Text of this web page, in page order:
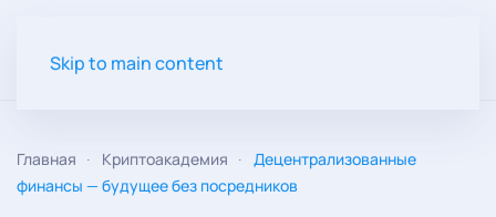
Skip to main content
Главная Криптоакадемия
Децентрализованные
финансы — будущее без посредников